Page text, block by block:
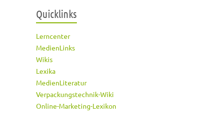
Quicklinks
Lerncenter
MedienLinks
Wikis
Lexika
MedienLiteratur
Verpackungstechnik-Wiki
Online-Marketing-Lexikon